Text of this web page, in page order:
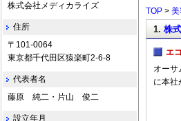
TOP >
1. 株
エ
オーサ
に本社
株式会社メディカライズ
住所
〒101-0064
東京都千代田区猿楽町2-6-8
代表者名
藤原 純二・片山 俊二
設立年月